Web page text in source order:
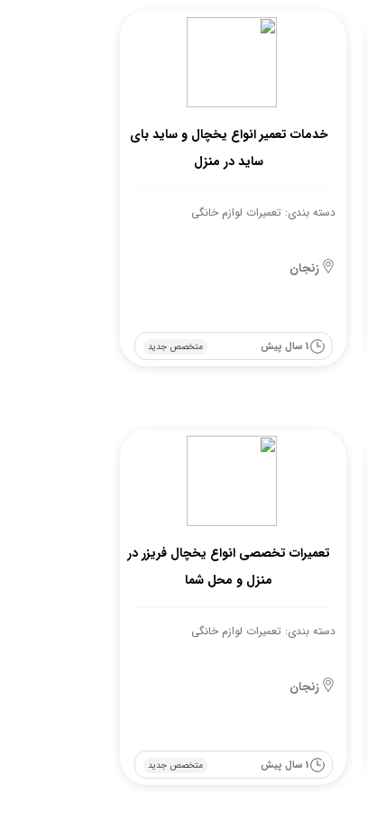
خدمات تعمیر انواع یخچال و ساید بای
ساید در منزل
دسته بندی: تعمیرات لوازم خانگی
زنجان
متخصص جدید 1 سال پیش
تعمیرات تخصصی انواع یخچال فریزر در
منزل و محل شما
دسته بندی: تعمیرات لوازم خانگی
زنجان
متخصص جدید 1 سال پیش